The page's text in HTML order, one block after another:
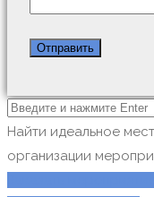
Найти идеальное
организации